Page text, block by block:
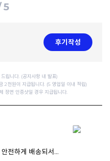
5
후기작성
립니다. (공지사항 내 발표)
2천원이 지급됩니다. (5 영업일 이내 적립)
정면 인증샷일 경우 지급됩니다.
전하게 배송되서